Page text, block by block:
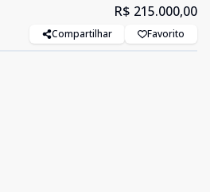
R$ 215.000,00
Compartilhar Favorito